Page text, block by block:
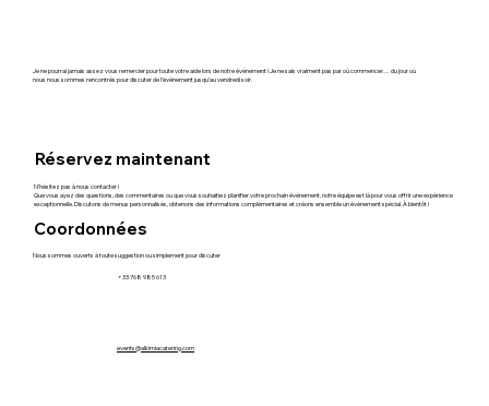
Réservez maintenant
N'hésitez pas à nous contacter !
Que vous ayez des questions, des commentaires ou que vous souhaitiez planifier votre prochain événement, notre équipe est là pour vous offrir une expérience
exceptionnelle. Discutons de menus personnalisés, obtenons des informations complémentaires et créons ensemble un événement spécial. À bientôt !
Coordonnées
Nous sommes ouverts à toute suggestion ou simplement pour discuter
+33 768 985 613
events@alkimiacatering.com
Je ne pourrai jamais assez vous remercier pour toute votre aide lors de notre événement ! Je ne sais vraiment pas par où commencer… du jour où
nous nous sommes rencontrés pour discuter de l'événement jusqu'au vendredi soir.